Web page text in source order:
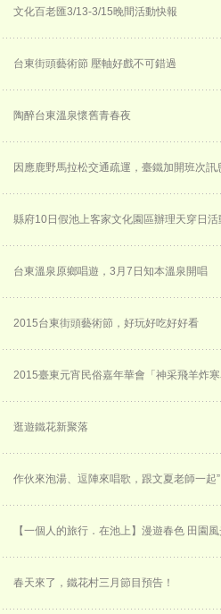
文化百老匯3/13-3/15晚間活動快報
台東街頭藝術節 壓軸好戲不可錯過
陶醉台東溫泉懷舊青春夜
因應鹿野馬拉松交通疏運，臺鐵加開班次訊
縣府10日假池上客家文化園區辦理天穿日活
台東溫泉原鄉唱遊，3月7日知本溫泉開唱
2015台東街頭藝術節，好玩好吃好好看
2015臺東元宵民俗嘉年華會「神采飛羊炸
逛遊鐵花新聚落
作伙來泡湯、逗陣來唱歌，跟文夏老師一起
【一個人的旅行．在池上】漫遊春色 田園
春天來了，鐵花村三月節目預告！